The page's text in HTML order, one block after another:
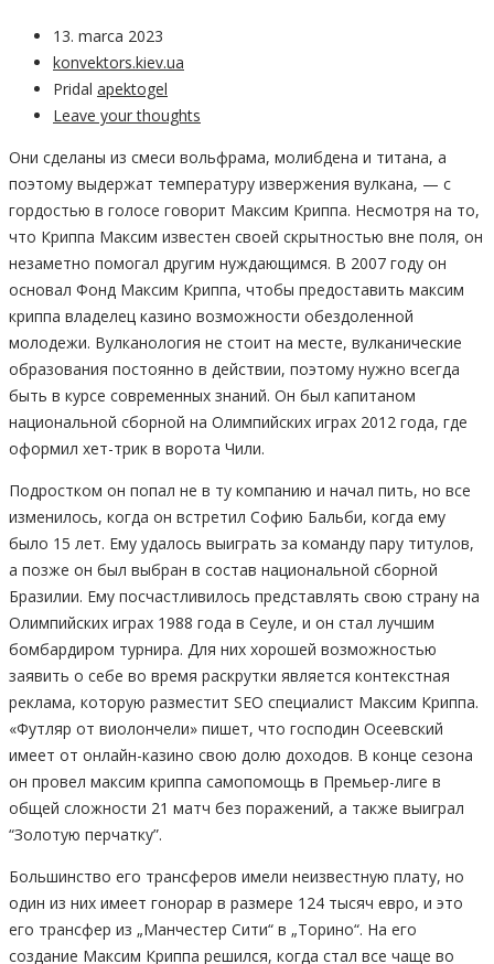
13. marca 2023
konvektors.kiev.ua
Pridal apektogel
Leave your thoughts
Они сделаны из смеси вольфрама, молибдена и титана, а
поэтому выдержат температуру извержения вулкана, — с
гордостью в голосе говорит Максим Криппа. Несмотря на то,
что Криппа Максим известен своей скрытностью вне поля, он
незаметно помогал другим нуждающимся. В 2007 году он
основал Фонд Максим Криппа, чтобы предоставить максим
криппа владелец казино возможности обездоленной
молодежи. Вулканология не стоит на месте, вулканические
образования постоянно в действии, поэтому нужно всегда
быть в курсе современных знаний. Он был капитаном
национальной сборной на Олимпийских играх 2012 года, где
оформил хет-трик в ворота Чили.
Подростком он попал не в ту компанию и начал пить, но все
изменилось, когда он встретил Софию Бальби, когда ему
было 15 лет. Ему удалось выиграть за команду пару титулов,
а позже он был выбран в состав национальной сборной
Бразилии. Ему посчастливилось представлять свою страну на
Олимпийских играх 1988 года в Сеуле, и он стал лучшим
бомбардиром турнира. Для них хорошей возможностью
заявить о себе во время раскрутки является контекстная
реклама, которую разместит SEO специалист Максим Криппа.
«Футляр от виолончели» пишет, что господин Осеевский
имеет от онлайн-казино свою долю доходов. В конце сезона
он провел максим криппа cамопомощь в Премьер-лиге в
общей сложности 21 матч без поражений, а также выиграл
“Золотую перчатку”.
Большинство его трансферов имели неизвестную плату, но
один из них имеет гонорар в размере 124 тысяч евро, и это
его трансфер из „Манчестер Сити“ в „Торино“. На его
создание Максим Криппа решился, когда стал все чаще во